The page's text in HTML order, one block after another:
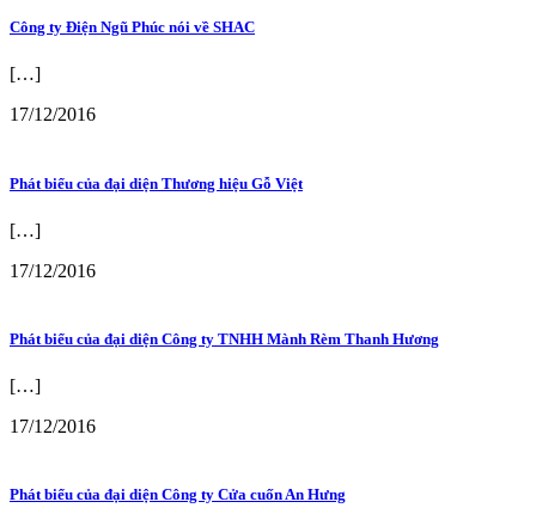
Công ty Điện Ngũ Phúc nói về SHAC
[…]
17/12/2016
Phát biểu của đại diện Thương hiệu Gỗ Việt
[…]
17/12/2016
Phát biểu của đại diện Công ty TNHH Mành Rèm Thanh Hương
[…]
17/12/2016
Phát biểu của đại diện Công ty Cửa cuốn An Hưng